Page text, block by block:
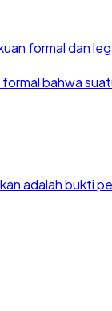
formal dan
bahwa
adalah bukti